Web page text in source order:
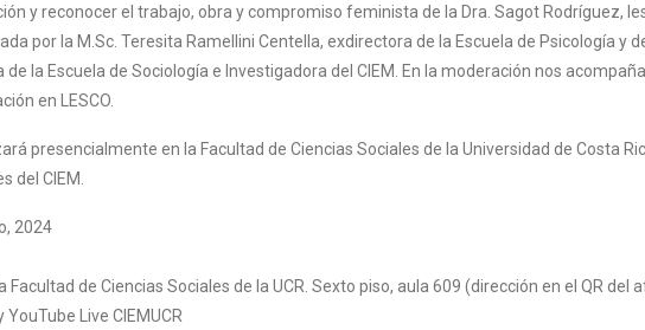
y reconocer el trabajo, obra y compromiso feminista de la Dra. Sagot Rodríguez,
por la M.Sc. Teresita Ramellini Centella, exdirectora de la Escuela de Psicología y
la Escuela de Sociología e Investigadora del CIEM. En la moderación nos
en LESCO.
presencialmente en la Facultad de Ciencias Sociales de la Universidad de Costa
del CIEM.
2024
Facultad de Ciencias Sociales de la UCR. Sexto piso, aula 609 (dirección en el QR del
Live CIEMUCR